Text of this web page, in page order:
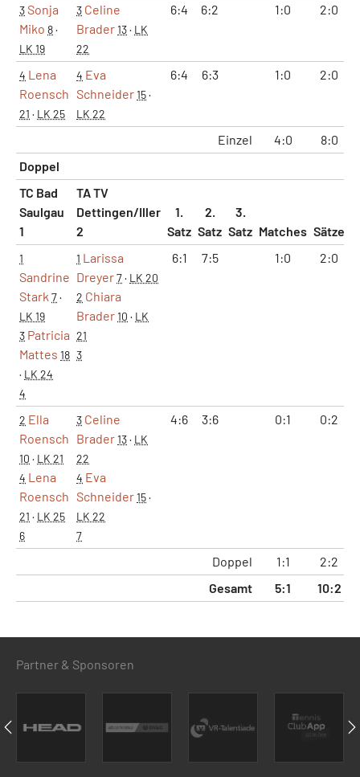
3Sonja
Miko 8·
LK 19
3 Celine
Brader13· LK
22
6:4 6:2 1:0 2:0
4 Lena
Roensch
21 · LK 25
4 Eva
Schneider15·
LK 22
6:4 6:3 1:0 2:0
Einzel 4:0 8:0
Doppel
TC Bad
Saulgau
1
TA TV
Dettingen/Iller
2
1.
Satz
2.
Satz
3.
Satz Matches Sätze
1
Sandrine
Stark 7·
LK 19
3 Patricia
Mattes 18
· LK 24
4
1 Larissa
Dreyer7· LK 20
2 Chiara
Brader10 · LK
21
3
6:1 7:5 1:0 2:0
2 Ella
Roensch
10 · LK 21
4 Lena
Roensch
21 · LK 25
6
3 Celine
Brader13· LK
22
4 Eva
Schneider15·
LK 22
7
4:6 3:6 0:1 0:2
Doppel 1:1 2:2
Gesamt
5:1 10:2
Partner & Sponsoren